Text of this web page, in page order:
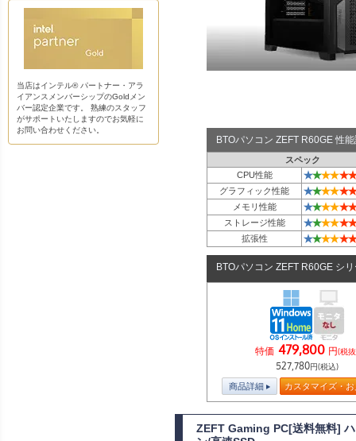
BTOパソコン ZEFT R60GE 性
スペック
CPU性能
★★★★★★
グラフィック性能 ★★★★★★
メモリ性能 ★★★★★★
ストレージ性能 ★★★★★★
拡張性 ★★★★★★
BTOパソコン ZEFT R60GE シ
特価 479,800 円(税
527,780円(税込)
商品詳細 カスタマイズ・
ZEFT Gaming PC[送料無料]
当店はインテル® パートナー・アラ
イアンスメンバーシップのGoldメン
バー認定企業です。 熟練のスタッフ
がサポートいたしますのでお気軽に
お問い合わせください。